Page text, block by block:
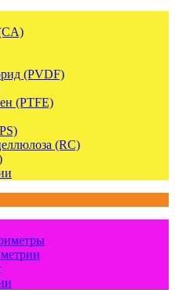
(PVDF)
(PTFE)
(RC)